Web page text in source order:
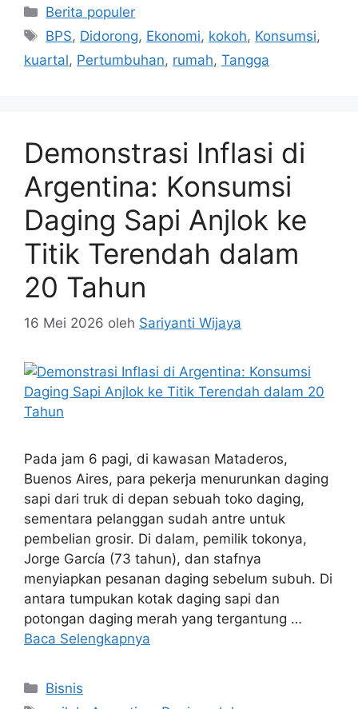
Kategori
Berita populer
Tag
BPS, Didorong, Ekonomi, kokoh, Konsumsi,
kuartal, Pertumbuhan, rumah, Tangga
Demonstrasi Inflasi di
Argentina: Konsumsi
Daging Sapi Anjlok ke
Titik Terendah dalam
20 Tahun
16 Mei 2026 oleh Sariyanti Wijaya
Pada jam 6 pagi, di kawasan Mataderos,
Buenos Aires, para pekerja menurunkan daging
sapi dari truk di depan sebuah toko daging,
sementara pelanggan sudah antre untuk
pembelian grosir. Di dalam, pemilik tokonya,
Jorge García (73 tahun), dan stafnya
menyiapkan pesanan daging sebelum subuh. Di
antara tumpukan kotak daging sapi dan
potongan daging merah yang tergantung …
Baca Selengkapnya
Kategori
Bisnis